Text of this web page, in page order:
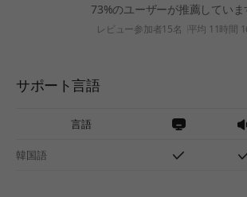
73%のユーザーが推薦していま
レビュー参加者15名 平均 11時間
サポート言語
言語
韓国語